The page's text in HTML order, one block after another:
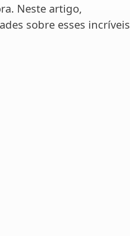
Neste artigo,
sobre esses incríveis